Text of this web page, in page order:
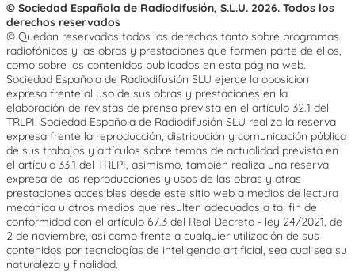
© Sociedad Española de Radiodifusión, S.L.U. 2026. Todos los
derechos reservados
© Quedan reservados todos los derechos tanto sobre programas
radiofónicos y las obras y prestaciones que formen parte de ellos,
como sobre los contenidos publicados en esta página web.
Sociedad Española de Radiodifusión SLU ejerce la oposición
expresa frente al uso de sus obras y prestaciones en la
elaboración de revistas de prensa prevista en el artículo 32.1 del
TRLPI. Sociedad Española de Radiodifusión SLU realiza la reserva
expresa frente la reproducción, distribución y comunicación pública
de sus trabajos y artículos sobre temas de actualidad prevista en
el artículo 33.1 del TRLPI, asimismo, también realiza una reserva
expresa de las reproducciones y usos de las obras y otras
prestaciones accesibles desde este sitio web a medios de lectura
mecánica u otros medios que resulten adecuados a tal fin de
conformidad con el artículo 67.3 del Real Decreto - ley 24/2021, de
2 de noviembre, así como frente a cualquier utilización de sus
contenidos por tecnologías de inteligencia artificial, sea cual sea su
naturaleza y finalidad.